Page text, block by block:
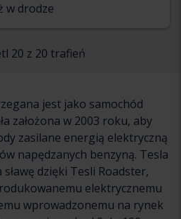
w drodze
20 z 20 trafień
jest jako samochód
założona w 2003 roku, aby
zasilane energią elektryczną
napędzanych benzyną. Tesla
dzięki Tesli Roadster,
elektrycznemu
wprowadzonemu na rynek